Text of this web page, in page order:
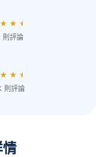
★ ★ ★
則評論
★ ★ ★
則評論